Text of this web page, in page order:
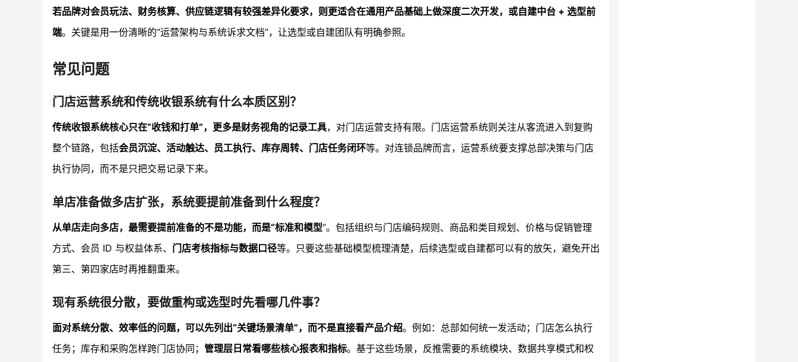
若品牌对会员玩法、财务核算、供应链逻辑有较强差异化要求，则更适合在通用产品基础上做深度二次开发，或自建中台 + 选型前
端。关键是用一份清晰的“运营架构与系统诉求文档”，让选型或自建团队有明确参照。
常见问题
门店运营系统和传统收银系统有什么本质区别？
传统收银系统核心只在“收钱和打单”，更多是财务视角的记录工具，对门店运营支持有限。门店运营系统则关注从客流进入到复购
整个链路，包括会员沉淀、活动触达、员工执行、库存周转、门店任务闭环等。对连锁品牌而言，运营系统要支撑总部决策与门店
执行协同，而不是只把交易记录下来。
单店准备做多店扩张，系统要提前准备到什么程度？
从单店走向多店，最需要提前准备的不是功能，而是“标准和模型”。包括组织与门店编码规则、商品和类目规划、价格与促销管理
方式、会员 ID 与权益体系、 门店考核指标与数据口径等。只要这些基础模型梳理清楚，后续选型或自建都可以有的放矢，避免开出
第三、第四家店时再推翻重来。
现有系统很分散，要做重构或选型时先看哪几件事？
面对系统分散、效率低的问题，可以先列出“关键场景清单”，而不是直接看产品介绍。例如：总部如何统一发活动；门店怎么执行
任务；库存和采购怎样跨门店协同； 管理层日常看哪些核心报表和指标。基于这些场景，反推需要的系统模块、数据共享模式和权